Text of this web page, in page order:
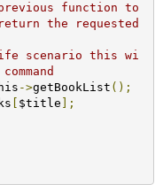
function to
the requested
scenario this wi
->getBookList ();
$title ];